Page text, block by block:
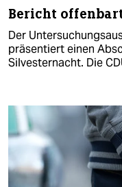
Bericht
Der
präsentiert einen
Silvesternacht. Die